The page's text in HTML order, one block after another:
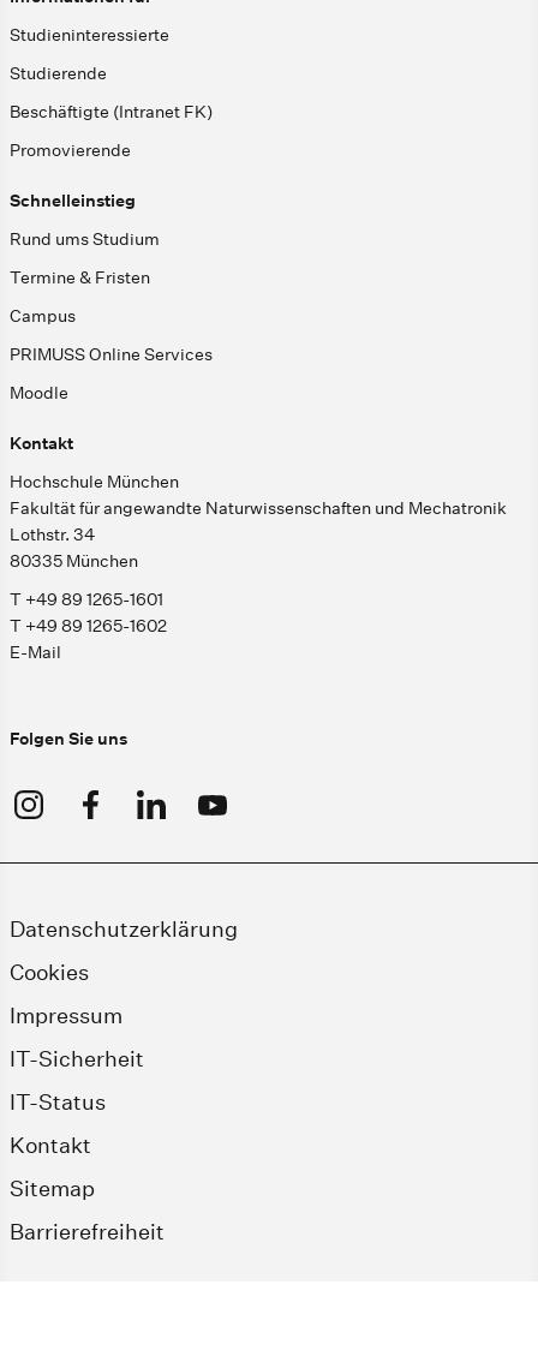
Studieninteressierte
Studierende
Beschäftigte (Intranet FK)
Promovierende
Schnelleinstieg
Rund ums Studium
Termine & Fristen
Campus
PRIMUSS Online Services
Moodle
Kontakt
Hochschule München
Fakultät für angewandte Naturwissenschaften und Mechatronik
Lothstr. 34
80335 München
T +49 89 1265-1601
T +49 89 1265-1602
E-Mail
Folgen Sie uns
Datenschutzerklärung
Cookies
Impressum
IT-Sicherheit
IT-Status
Kontakt
Sitemap
Barrierefreiheit